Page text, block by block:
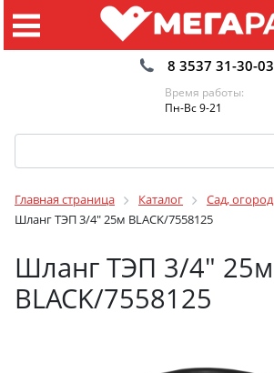
8 3537 31-30-03
Время работы:
Пн-Вс 9-21
Главная страница Каталог Сад, огород
Шланг ТЭП 3/4" 25м BLACK/7558125
Шланг ТЭП 3/4" 25м
BLACK/7558125